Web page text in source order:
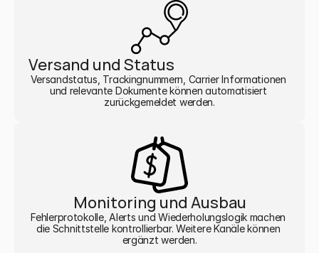
Versand und Status
Versandstatus, Trackingnummern, Carrier Informationen
und relevante Dokumente können automatisiert
zurückgemeldet werden.
Monitoring und Ausbau
Fehlerprotokolle, Alerts und Wiederholungslogik machen
die Schnittstelle kontrollierbar. Weitere Kanäle können
ergänzt werden.